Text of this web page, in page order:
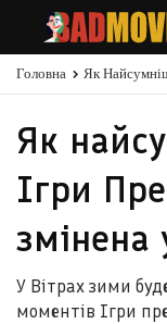
Головна Як Найсумніша
Як
Ігри
змінена
У Вітрах зими
моментів Ігри